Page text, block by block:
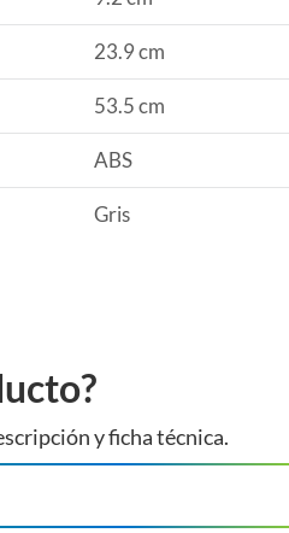
23.9 cm
53.5 cm
ABS
Gris
y ficha técnica.